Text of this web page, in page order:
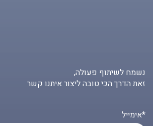
נשמח לשיתוף פעולה,
זאת הדרך הכי טובה ליצור איתנו קשר
אימייל*